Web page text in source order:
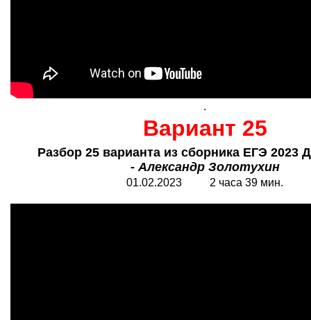
.
Вариант 25
Разбор 25 варианта из сборника ЕГЭ 2023
-Александр Золотухин
01.02.2023 2 часа 39 мин.